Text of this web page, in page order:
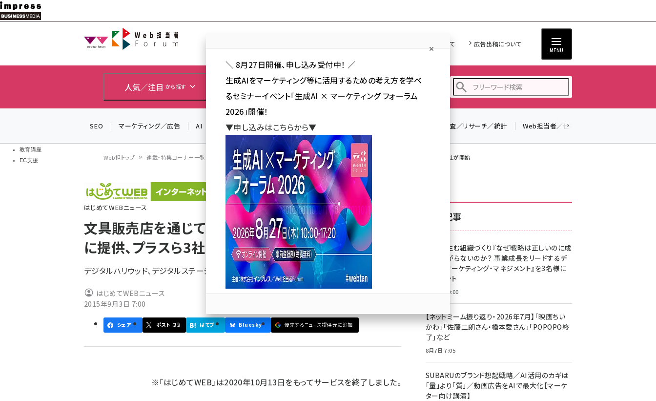
メ
イ
教育講座
EC支援
Web担当者Forum
Web担について 広告出稿について
MENU
人気／注目 から探す カテゴリ／種別 から探す セミナー／イベント から探す
z世代 (1623)
meo (1277)
llmo (1166)
SEO マーケティング／広告 AI SNS アクセス解析／データ分析 調査／リサーチ／統計 Web担当者／仕事
ン
く
ず
Web担トップ 連載・特集コーナー一覧 はじめてWEBニュース 文具販売店を通じて「HP作成サービス」を法人向けに提供、プラスら3社が開始
はじめてWEBニュース
文具販売店を通じて「HP作成サービス」を法人向け
に提供、プラスら3社が開始
デジタルハリウッド、デジタルステージと提携、全国の文具販売店が顧客窓口となる
はじめてWEBニュース
2015年9月3日 7:00
シェア ポスト 22 はてブ Bluesky 優先するニュース提供元に追加
※「はじめてWEB」は2020年10月13日をもってサービスを終了しました。
新着記事
成果を生む組織づくり『なぜ戦略は正しいのに成
果があがらないのか？ 事業成長をリードするデ
ジタルマーケティング・マネジメント』を3名様に
プレゼント
8月7日 10:00
【ネットミーム振り返り・2026年7月】「映画ちい
かわ」「佐藤二朗さん・橋本愛さん」「POPOPO終
了」など
8月7日 7:05
SUBARUのブランド想起戦略／AI活用のカギは
「量」より「質」／動画広告をAIで最大化【マーケ
ター向け講演】
＼ 8月27日開催、申し込み受付中！ ／
生成AIをマーケティング等に活用するための考え方を学べ
るセミナーイベント「生成AI × マーケティング フォーラム
2026」開催！
▼申し込みはこちらから▼